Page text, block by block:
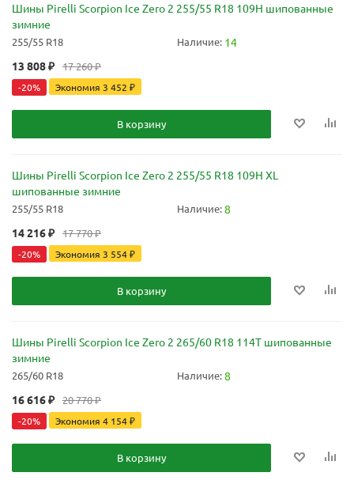
Шины Pirelli Scorpion Ice Zero 2 255/55 R18 109H шипованные
зимние
255/55 R18 Наличие: 14
13 808₽ 17 260₽
-20% Экономия 3 452 ₽
В корзину
Шины Pirelli Scorpion Ice Zero 2 255/55 R18 109H XL
шипованные зимние
255/55 R18 Наличие:8
14 216₽ 17 770₽
-20% Экономия 3 554₽
В корзину
Шины Pirelli Scorpion Ice Zero 2 265/60 R18 114T шипованные
зимние
265/60 R18 Наличие:8
16 616₽ 20 770₽
-20% Экономия 4 154₽
В корзину